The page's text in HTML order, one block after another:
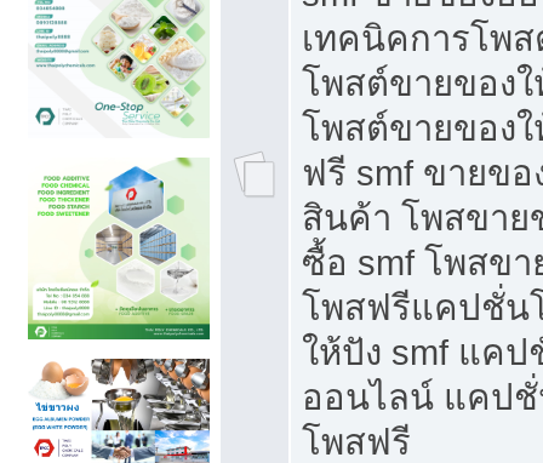
เทคนิคการโพ
โพสต์ขายของ
โพสต์ขายของ
ฟรี smf ขายข
สินค้า โพสขาย
ซื้อ smf โพสข
โพสฟรีแคปชั่น
ให้ปัง smf แค
ออนไลน์ แคป
โพสฟรี